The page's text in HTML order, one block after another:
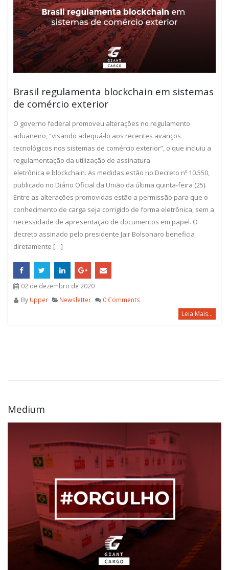
Brasil regulamenta blockchain em sistemas
de comércio exterior
O governo federal promoveu alterações no regulamento
aduaneiro, “visando adequá-lo aos recentes avanços
tecnológicos nos sistemas de comércio exterior”, o que incluiu a
regulamentação da utilização de assinatura
eletrônica e blockchain. As medidas estão no Decreto nº 10.550,
publicado no Diário Oficial da União da última quinta-feira (25).
Entre as alterações promovidas estão a permissão para que o
conhecimento de carga seja corrigido de forma eletrônica, sem a
necessidade de apresentação de documentos em papel. O
decreto assinado pelo presidente Jair Bolsonaro beneficia
diretamente […]
02 de dezembro de 2020
By Upper Newsletter 0 Comments
Leia Mais...
Medium